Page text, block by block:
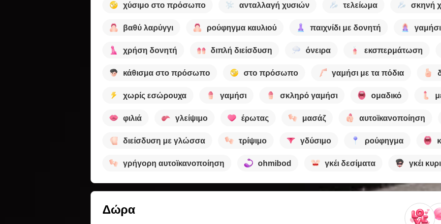
χύσιμο στο πρόσωπο ανταλλαγή χυσιών τελείωμα σκηνή
βαθύ λαρύγγι ρούφηγμα καυλιού παιχνίδι με δονητή
χρήση δονητή διπλή διείσδυση όνειρα εκσπερμάτωση
κάθισμα στο πρόσωπο στο πρόσωπο γαμήσι με τα πόδια
χωρίς εσώρουχα γαμήσι σκληρό γαμήσι ομαδικό
φιλιά γλείψιμο έρωτας μασάζ αυτοϊκανοποίηση
διείσδυση με γλώσσα τρίψιμο γδύσιμο ρούφηγμα
γρήγορη αυτοϊκανοποίηση ohmibod γκέι δεσίματα γκέι
Δώρα